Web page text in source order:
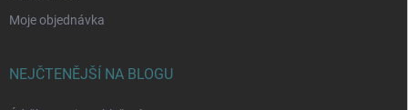
Moje objednávka
NEJČTENĚJŠÍ NA BLOGU